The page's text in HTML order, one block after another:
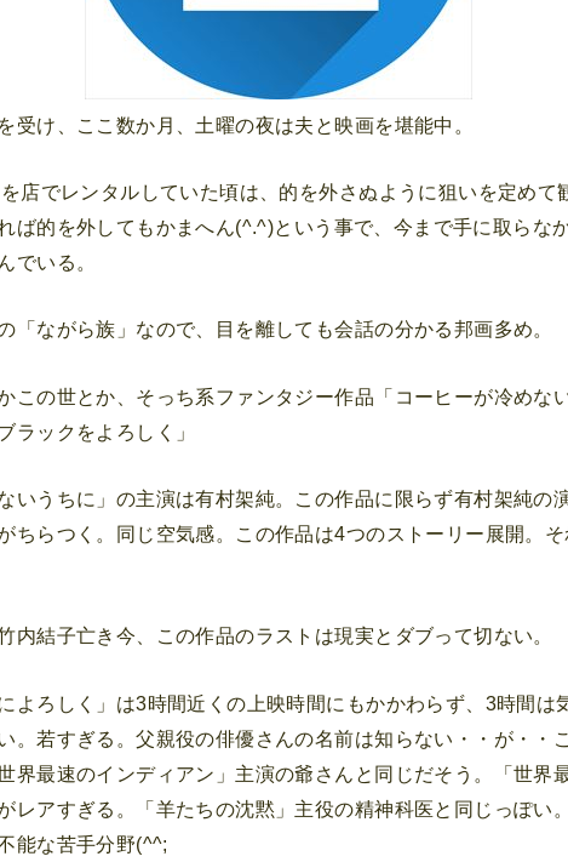
受け、ここ数か月、土曜の夜は夫と映画を堪能中。
店でレンタルしていた頃は、的を外さぬように狙いを定めて
ば的を外してもかまへん(^.^)という事で、今まで手に取らな
でいる。
「ながら族」なので、目を離しても会話の分かる邦画多め。
この世とか、そっち系ファンタジー作品「コーヒーが冷めな
ラックをよろしく」
いうちに」の主演は有村架純。この作品に限らず有村架純の
ちらつく。同じ空気感。この作品は4つのストーリー展開。そ
内結子亡き今、この作品のラストは現実とダブって切ない。
よろしく」は3時間近くの上映時間にもかかわらず、3時間は
。若すぎる。父親役の俳優さんの名前は知らない・・が・・
界最速のインディアン」主演の爺さんと同じだそう。「世界
レアすぎる。「羊たちの沈黙」主役の精神科医と同じっぽい
能な苦手分野(^^;